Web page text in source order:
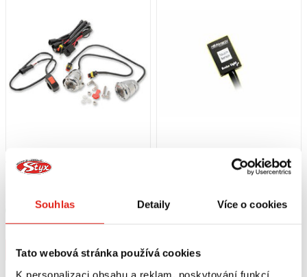
Souhlas Detaily Více o cookies
Tato webová stránka používá cookies
K personalizaci obsahu a reklam, poskytování funkcí
7 959 Kč s DPH
Skladem
V 1 prodejně
Koupit
HEALTECH MODUL BRZDOVÉHO
V 5 prodejnách
Koupit